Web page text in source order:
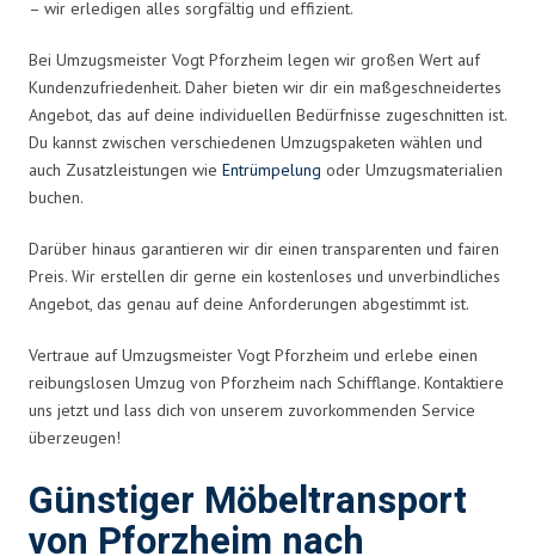
– wir erledigen alles sorgfältig und effizient.
Bei Umzugsmeister Vogt Pforzheim legen wir großen Wert auf
Kundenzufriedenheit. Daher bieten wir dir ein maßgeschneidertes
Angebot, das auf deine individuellen Bedürfnisse zugeschnitten ist.
Du kannst zwischen verschiedenen Umzugspaketen wählen und
auch Zusatzleistungen wie Entrümpelung oder Umzugsmaterialien
buchen.
Darüber hinaus garantieren wir dir einen transparenten und fairen
Preis. Wir erstellen dir gerne ein kostenloses und unverbindliches
Angebot, das genau auf deine Anforderungen abgestimmt ist.
Vertraue auf Umzugsmeister Vogt Pforzheim und erlebe einen
reibungslosen Umzug von Pforzheim nach Schifflange. Kontaktiere
uns jetzt und lass dich von unserem zuvorkommenden Service
überzeugen!
Günstiger Möbeltransport
von Pforzheim nach